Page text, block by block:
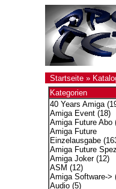
Startseite»
Kategorien
40 Years Amiga
Amiga Event(18)
Amiga Future Abo
Amiga Future
Einzelausgabe
Amiga Future
Amiga Joker(12)
ASM (12)
Amiga Software->
Audio(5)